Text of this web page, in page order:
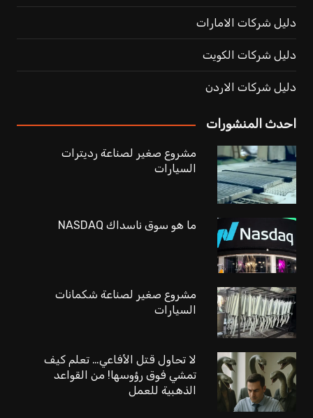
دليل شركات الامارات
دليل شركات الكويت
دليل شركات الاردن
احدث المنشورات
مشروع صغير لصناعة رديترات
السيارات
ما هو سوق ناسداك NASDAQ
مشروع صغير لصناعة شكمانات
السيارات
لا تحاول قتل الأفاعي… تعلم كيف
تمشي فوق رؤوسها! من القواعد
الذهبية للعمل